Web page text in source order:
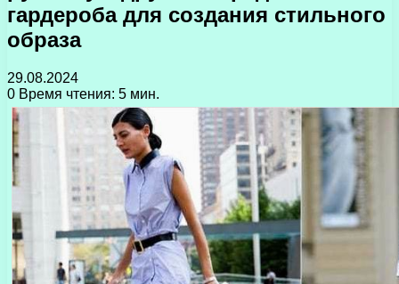
гардероба для создания стильного
образа
29.08.2024
0 Время чтения: 5 мин.